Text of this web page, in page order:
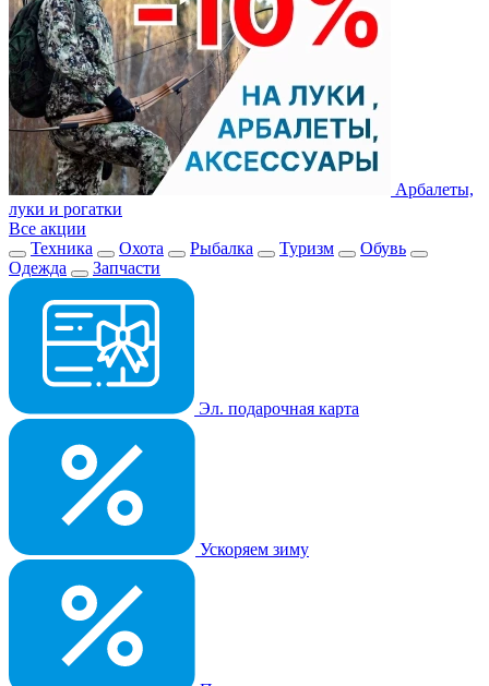
Арбалеты,
луки и рогатки
Все акции
Техника
Охота Рыбалка Туризм
Обувь
Одежда
Запчасти
Эл. подарочная карта
Ускоряем зиму